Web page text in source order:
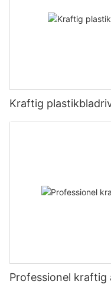
Kraftig
Professionel kraftig